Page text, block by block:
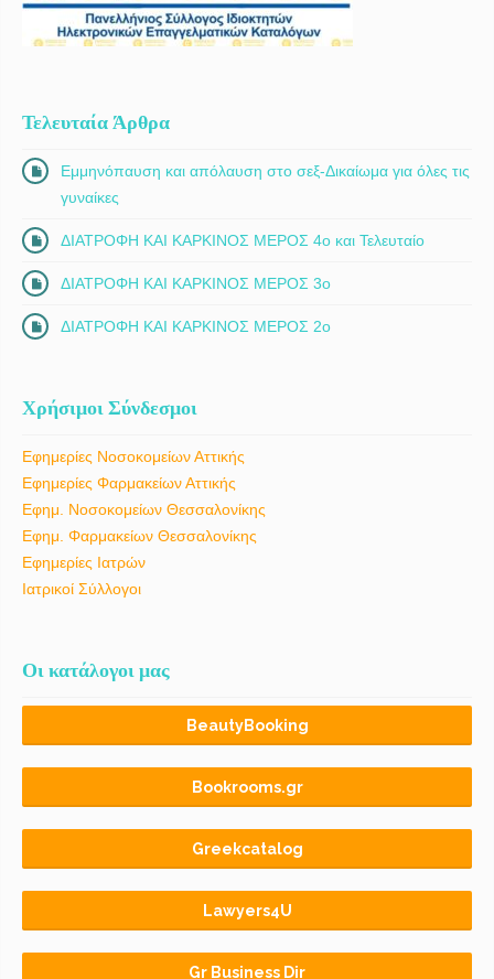
Τελευταία Άρθρα
Εμμηνόπαυση και απόλαυση στο σεξ-Δικαίωμα για όλες τις
γυναίκες
ΔΙΑΤΡΟΦΗ ΚΑΙ ΚΑΡΚΙΝΟΣ ΜΕΡΟΣ 4ο και Τελευταίο
ΔΙΑΤΡΟΦΗ ΚΑΙ ΚΑΡΚΙΝΟΣ ΜΕΡΟΣ 3ο
ΔΙΑΤΡΟΦΗ ΚΑΙ ΚΑΡΚΙΝΟΣ ΜΕΡΟΣ 2ο
Χρήσιμοι Σύνδεσμοι
Εφημερίες Νοσοκομείων Αττικής
Εφημερίες Φαρμακείων Αττικής
Εφημ. Νοσοκομείων Θεσσαλονίκης
Εφημ. Φαρμακείων Θεσσαλονίκης
Εφημερίες Ιατρών
Ιατρικοί Σύλλογοι
Οι κατάλογοι μας
BeautyBooking
Bookrooms.gr
Greekcatalog
Lawyers4U
Gr Business Dir